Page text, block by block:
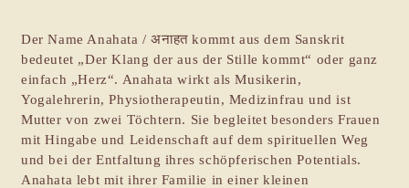
Der Name Anahata / अनाहत kommt aus dem Sanskrit
bedeutet „Der Klang der aus der Stille kommt“ oder ganz
einfach „Herz“. Anahata wirkt als Musikerin,
Yogalehrerin, Physiotherapeutin, Medizinfrau und ist
Mutter von zwei Töchtern. Sie begleitet besonders Frauen
mit Hingabe und Leidenschaft auf dem spirituellen Weg
und bei der Entfaltung ihres schöpferischen Potentials.
Anahata lebt mit ihrer Familie in einer kleinen